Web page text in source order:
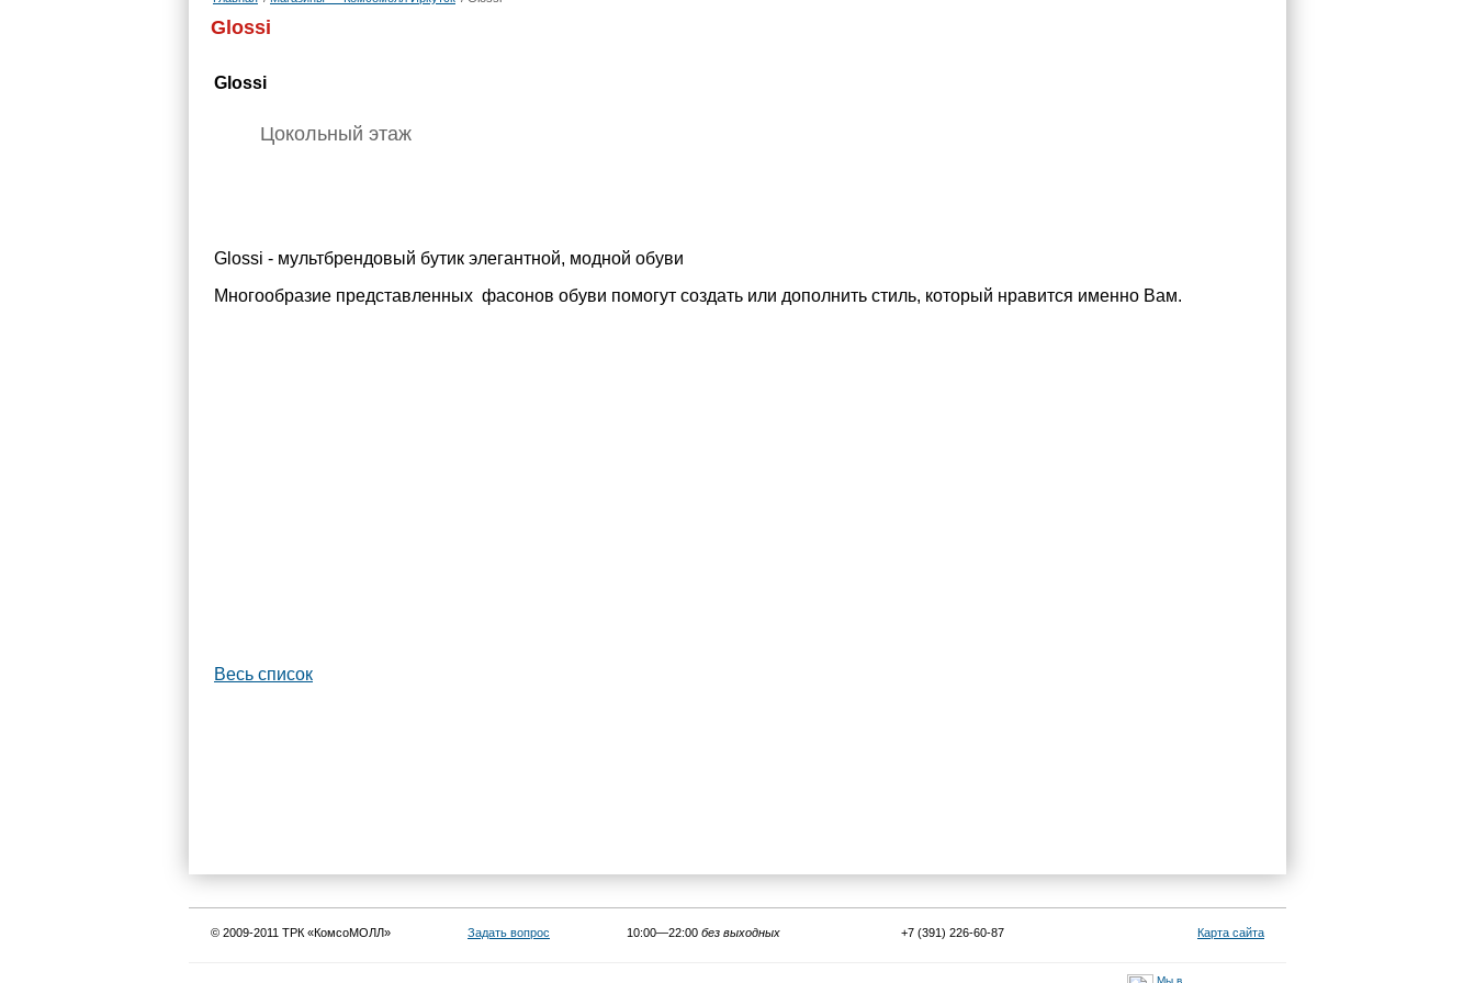
Glossi
Glossi
Цокольный этаж
Glossi - мультбрендовый бутик элегантной, модной обуви
Многообразие представленных фасонов обуви помогут создать или дополнить стиль, который нравится именно Вам.
Весь список
© 2009-2011 ТРК «КомсоМОЛЛ» Задать вопрос 10:00—22:00 без выходных +7 (391) 226-60-87 Карта сайта
Мы в